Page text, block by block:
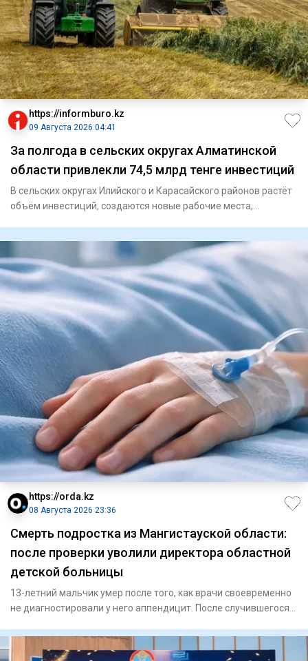
https://informburo.kz
09 Августа 2026 04:41
За полгода в сельских округах Алматинской
области привлекли 74,5 млрд тенге инвестиций
В сельских округах Илийского и Карасайского районов растёт
объём инвестиций, создаются новые рабочие места,
https://orda.kz
08 Августа 2026 23:36
Смерть подростка из Мангистауской области:
после проверки уволили директора областной
детской больницы
13-летний мальчик умер после того, как врачи своевременно
не диагностировали у него аппендицит. После случившегося